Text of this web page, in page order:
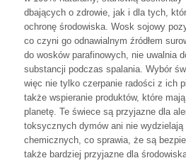
dbających o zdrowie, jak i dla tych,
ochronę środowiska. Wosk sojowy
co czyni go odnawialnym źródłem
do wosków parafinowych, nie uwalnia
substancji podczas spalania. Wybór
więc nie tylko czerpanie radości z ich
także wspieranie produktów, które
planetę. Te świece są przyjazne dla
toksycznych dymów ani nie
chemicznych, co sprawia, że są
także bardziej przyjazne dla